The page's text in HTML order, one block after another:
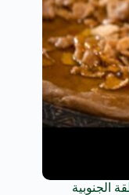
الجنوبية